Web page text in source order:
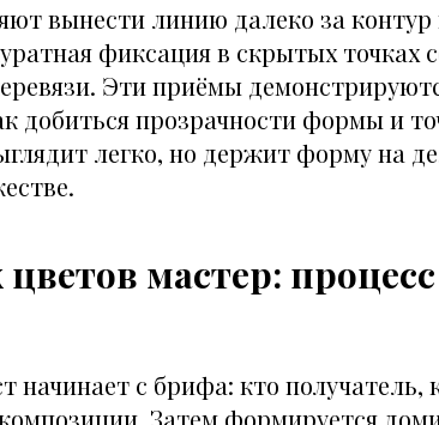
вынести линию далеко за контур
фиксация в скрытых точках
Эти приёмы
добиться прозрачности формы и
легко, но держит форму на
мастер:
с брифа: кто получатель,
Затем формируется